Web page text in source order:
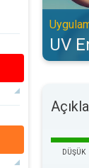
UV
DÜŞÜK